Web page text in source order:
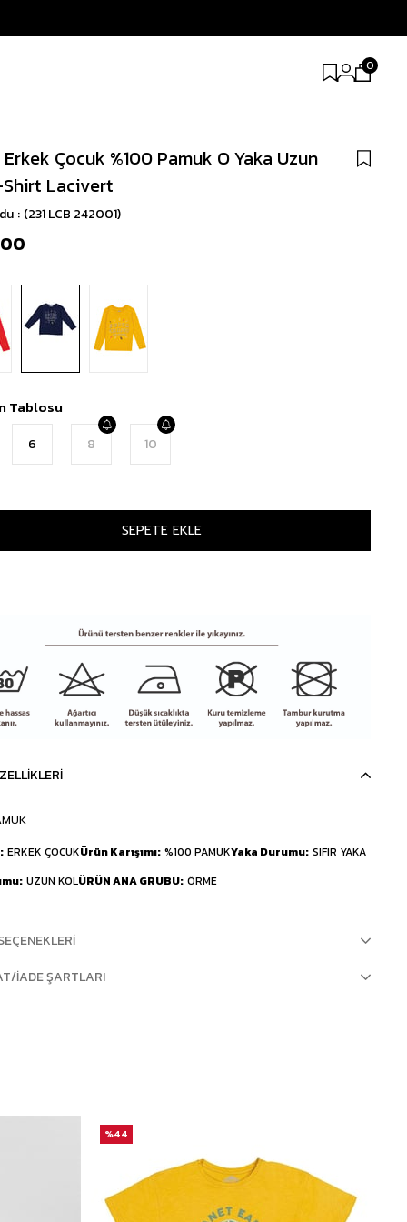
0
Çocuk %100 Pamuk O Yaka Uzun
Lacivert
(231 LCB 242001)
Tablosu
6 8 10
ERKEK ÇOCUKÜrün Karışımı %100 PAMUKYaka Durumu SIFIR YAKA
UZUN KOLÜRÜN ANA GRUBU ÖRME
İADE ŞARTLARI
%44